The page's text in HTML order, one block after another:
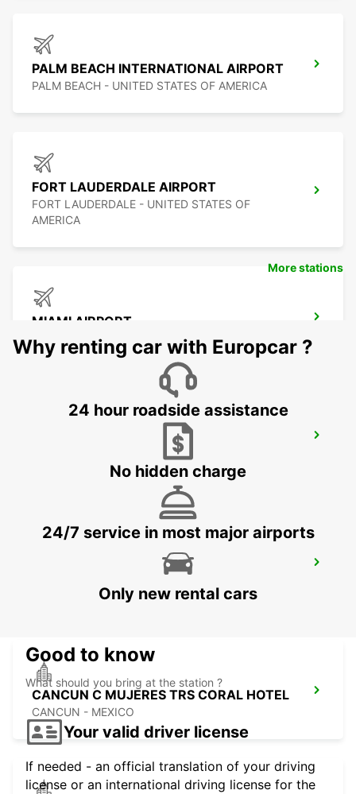
PALM BEACH INTERNATIONAL AIRPORT
PALM BEACH - UNITED STATES OF AMERICA
FORT LAUDERDALE AIRPORT
FORT LAUDERDALE - UNITED STATES OF
AMERICA
MIAMI AIRPORT
MIAMI - UNITED STATES OF AMERICA
ORLANDO - UNITED STATES OF AMERICA
CANCUN C MUJERES GRAND
CANCUN - MEXICO
CANCUN C MUJERES TRS CORAL HOTEL
CANCUN - MEXICO
More stations
Why renting car with Europcar ?
24 hour roadside assistance
No hidden charge
24/7 service in most major airports
Only new rental cars
Good to know
What should you bring at the station ?
Your valid driver license
If needed - an official translation of your driving
license or an international driving license for the